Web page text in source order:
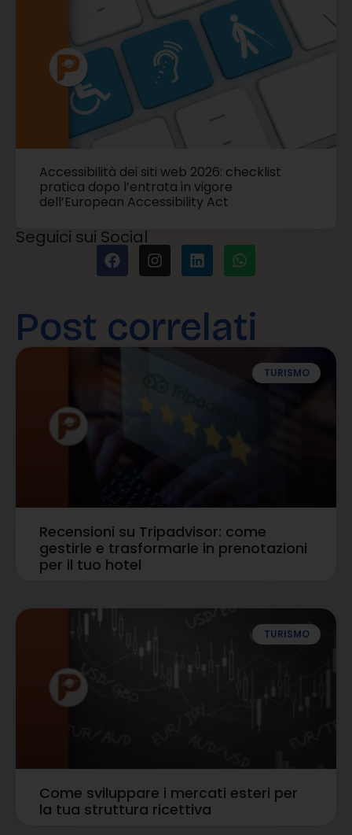
Accessibilità dei siti web 2026: checklist
pratica dopo l’entrata in vigore
dell’European Accessibility Act
Seguici sui Social
Post correlati
TURISMO
Recensioni su Tripadvisor: come
gestirle e trasformarle in prenotazioni
per il tuo hotel
TURISMO
Come sviluppare i mercati esteri per
la tua struttura ricettiva